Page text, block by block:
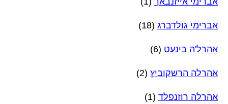
אברימי גולדברג (18)
אהרל'ה בינעט (6)
אהרלה הרשקוביץ (2)
אהרלה רוזנפלד (1)